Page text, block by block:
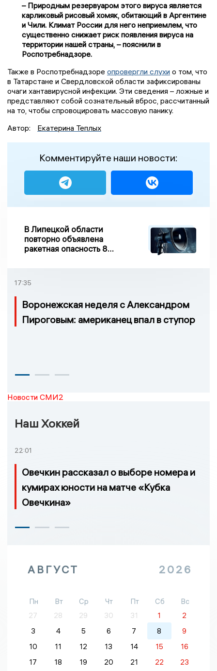
– Природным резервуаром этого вируса является
карликовый рисовый хомяк, обитающий в Аргентине
и Чили. Климат России для него неприемлем, что
существенно снижает риск появления вируса на
территории нашей страны, – пояснили в
Роспотребнадзоре.
Также в Роспотребнадзоре опровергли слухи о том, что
в Татарстане и Свердловской области зафиксированы
очаги хантавирусной инфекции. Эти сведения – ложные и
представляют собой сознательный вброс, рассчитанный
на то, чтобы спровоцировать массовую панику.
Автор:
Екатерина Теплых
Комментируйте наши новости:
В Липецкой области
повторно объявлена
ракетная опасность 8
17:35
Воронежская неделя с Александром
Пироговым: американец впал в ступор
Новости СМИ2
Наш Хоккей
22:01
Овечкин рассказал о выборе номера и
кумирах юности на матче «Кубка
Овечкина»
АВГУСТ 2026
Пн Вт Ср Чт Пт Сб
Вс
27
28 29 30 31 1
2
3
4 5 6 7 8
9
10
11 12 13 14 15
16
17
18 19 20 21 22
23